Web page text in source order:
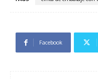
Facebook